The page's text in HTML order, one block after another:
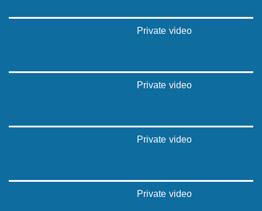
Private video
Private video
Private video
Private video